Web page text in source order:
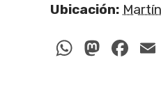
Ubicación: